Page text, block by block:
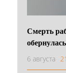
Смерть
6 августа